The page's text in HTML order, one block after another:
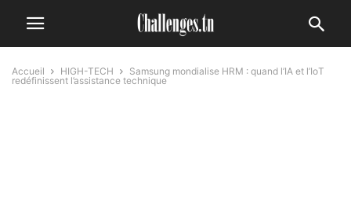
Accueil HIGH-TECH
Samsung mondialise HRM : quand l’IA et l’IoT
redéfinissent l’assistance technique